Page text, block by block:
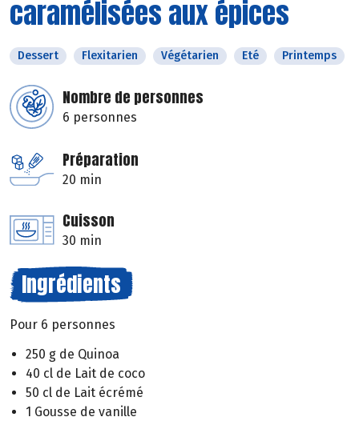
caramélisées aux épices
Dessert Flexitarien Végétarien Eté Printemps
Nombre de personnes
6 personnes
Préparation
20 min
Cuisson
30 min
Ingrédients
Pour 6 personnes
250 g de Quinoa
40 cl de Lait de coco
50 cl de Lait écrémé
1 Gousse de vanille